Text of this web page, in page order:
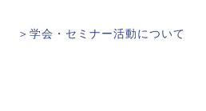
＞学会・セミナー活動について